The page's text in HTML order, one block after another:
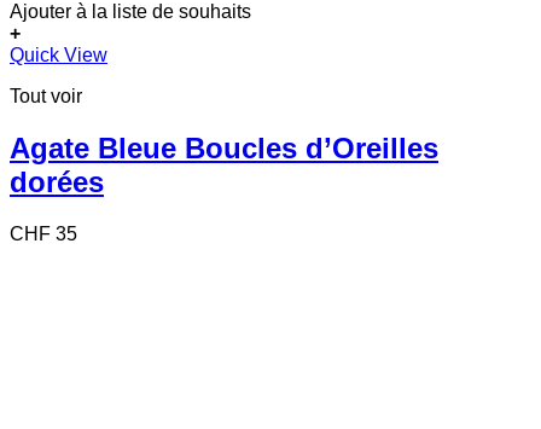
Ajouter à la liste de souhaits
+
Quick View
Tout voir
Agate Bleue Boucles d’Oreilles
dorées
CHF 35